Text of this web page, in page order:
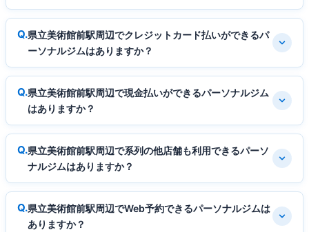
県立美術館前駅周辺でクレジットカード払いができるパ
ーソナルジムはありますか？
県立美術館前駅周辺で現金払いができるパーソナルジム
はありますか？
県立美術館前駅周辺で系列の他店舗も利用できるパーソ
ナルジムはありますか？
県立美術館前駅周辺でWeb予約できるパーソナルジムは
ありますか？